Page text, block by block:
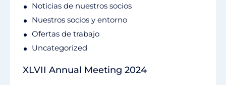
Noticias de nuestros socios
Nuestros socios y entorno
Ofertas de trabajo
Uncategorized
XLVII Annual Meeting 2024